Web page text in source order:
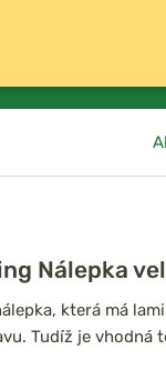
Nálepka
která má
Tudíž je vhodná